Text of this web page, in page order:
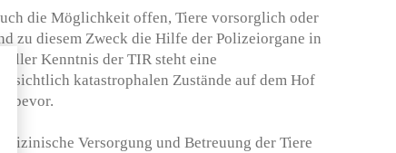
die Möglichkeit offen, Tiere vorsorglich oder
zu diesem Zweck die Hilfe der Polizeiorgane in
Kenntnis der TIR steht eine
katastrophalen Zustände auf dem Hof
bevor.
Versorgung und Betreuung der Tiere